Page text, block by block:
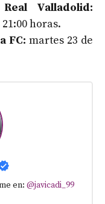
Valladolid:
horas.
FC: martes 23 de
en: @javicadi_99